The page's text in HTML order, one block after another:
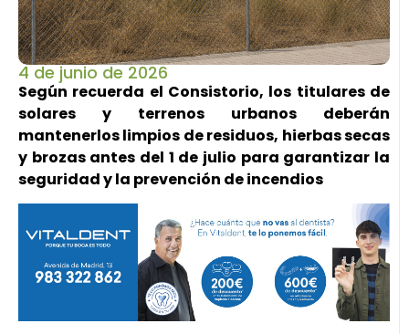
4 de junio de 2026
Según recuerda el Consistorio, los titulares de
solares y terrenos urbanos deberán
mantenerlos limpios de residuos, hierbas secas
y brozas antes del 1 de julio para garantizar la
seguridad y la prevención de incendios